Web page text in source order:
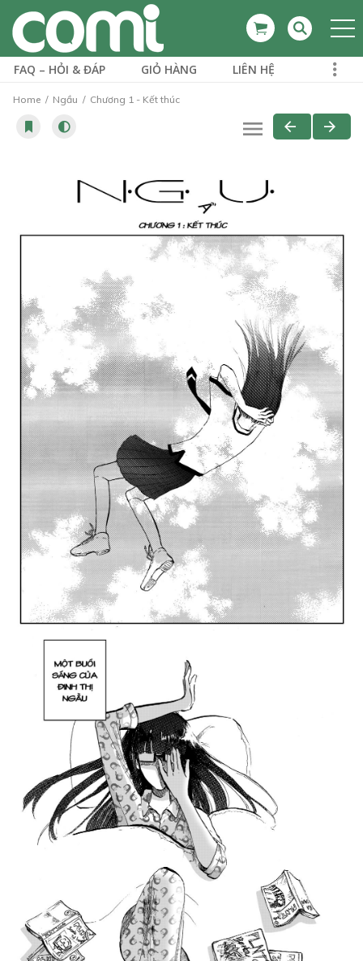
FAQ – HỎI & ĐÁP GIỎ HÀNG LIÊN HỆ
Home Ngầu Chương 1 - Kết thúc